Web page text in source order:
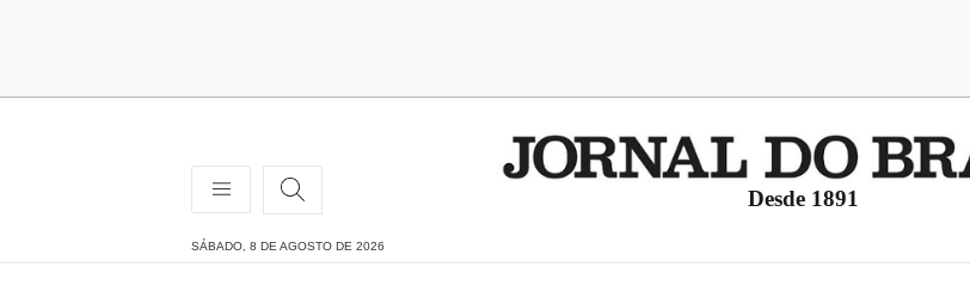
Desde 1891
SÁBADO, 8 DE AGOSTO DE 2026